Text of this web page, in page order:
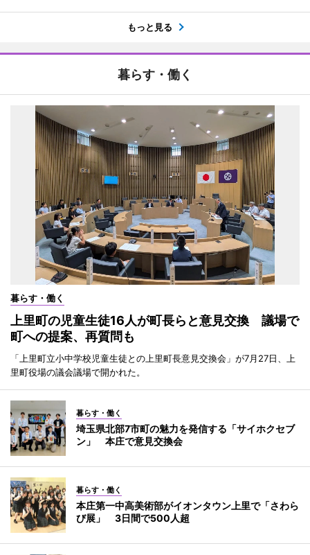
もっと見る
暮らす・働く
暮らす・働く
上里町の児童生徒16人が町長らと意見交換 議場で
町への提案、再質問も
「上里町立小中学校児童生徒との上里町長意見交換会」が7月27日、上
里町役場の議会議場で開かれた。
暮らす・働く
埼玉県北部7市町の魅力を発信する「サイホクセブ
ン」 本庄で意見交換会
暮らす・働く
本庄第一中高美術部がイオンタウン上里で「さわら
び展」 3日間で500人超